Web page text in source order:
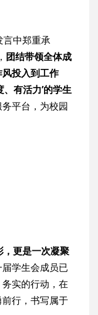
言中郑重承
团结带领全体成
投入到工作
有活力’的学生
平台，为校园
更是一次凝聚
届学生会成员已
实的行动，在
行，书写属于